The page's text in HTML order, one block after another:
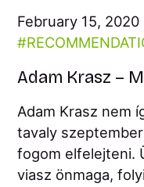
February 15,
Adam Krasz –
Adam Krasz nem
tavaly
fogom elfelejteni.
viasz önmaga,